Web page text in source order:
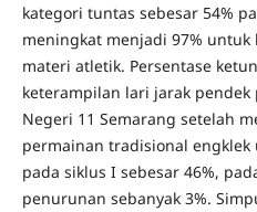
kategori tuntas sebesar 54%
meningkat menjadi 97%
materi atletik. Persentase
keterampilan lari jarak pendek
Negeri 11 Semarang setelah
permainan tradisional
pada siklus I sebesar 46%,
penurunan sebanyak 3%.